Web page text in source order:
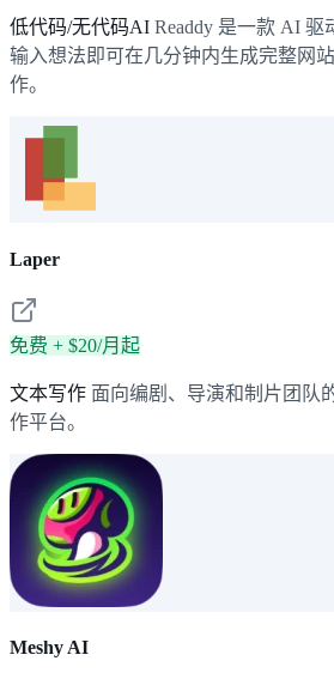
低代码/无代码AI Readdy 是一款 AI
输入想法即可在几分钟内生成完整网
作。
Laper
免费 + $20/月起
文本写作 面向编剧、导演和制片团队
作平台。
Meshy AI